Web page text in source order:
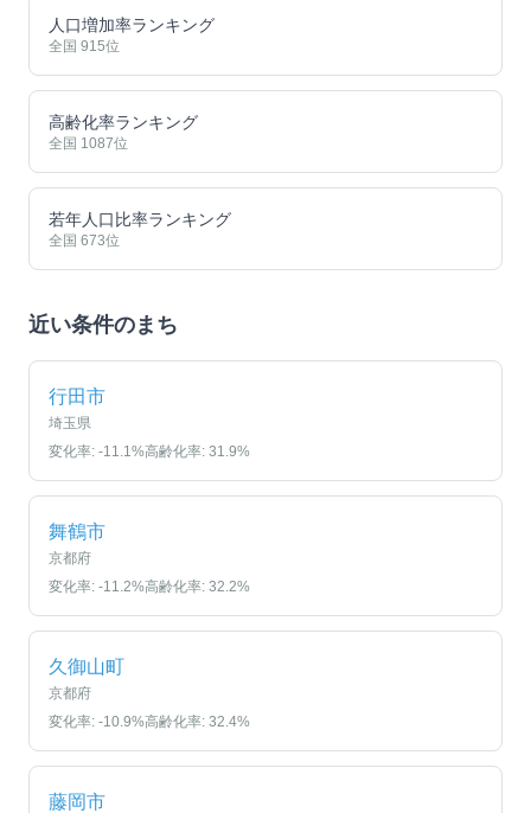
人口増加率ランキング
全国 915位
高齢化率ランキング
全国 1087位
若年人口比率ランキング
全国 673位
近い条件のまち
行田市
埼玉県
変化率: -11.1%高齢化率: 31.9%
舞鶴市
京都府
変化率: -11.2%高齢化率: 32.2%
久御山町
京都府
変化率: -10.9%高齢化率: 32.4%
藤岡市